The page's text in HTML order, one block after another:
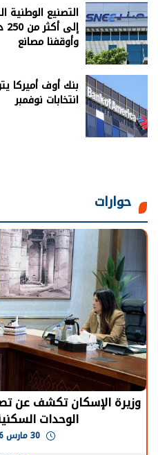
التصنيع
وأوقفنا مصانع
بنك أوف أميركا
انتخابات نوفمبر
حوارات
الرئيس السيسي: توقف
يحتاج إلى سنوات لعودة